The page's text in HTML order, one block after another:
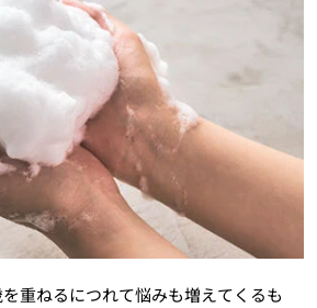
重ねるにつれて悩みも増えてくるも